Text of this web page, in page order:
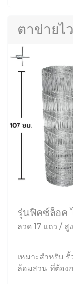
ตาข่ายไ
รุ่นฟิคซ์ล็อค
ลวด 17 แถว / สู
เหมาะสำหรับ
ล้อมสวน ที่ต้อง